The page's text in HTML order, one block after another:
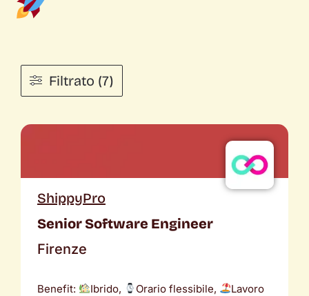
Filtrato (7)
ShippyPro
Senior Software Engineer
Firenze
Benefit: Ibrido, Orario flessibile,
Lavoro